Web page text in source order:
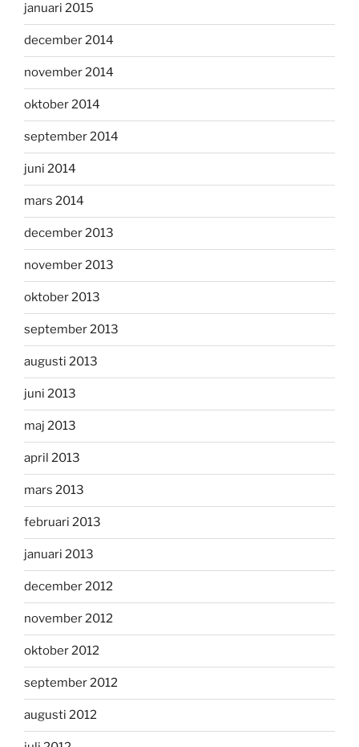
januari 2015
december 2014
november 2014
oktober 2014
september 2014
juni 2014
mars 2014
december 2013
november 2013
oktober 2013
september 2013
augusti 2013
juni 2013
maj 2013
april 2013
mars 2013
februari 2013
januari 2013
december 2012
november 2012
oktober 2012
september 2012
augusti 2012